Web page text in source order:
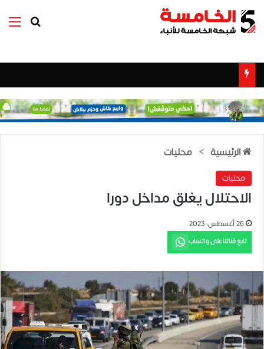
بحث عن
الرئيسية > محليات
محليات
الاحتلال يغلق مداخل دورا
26 أغسطس، 2023
تابع قناتنا على واتساب